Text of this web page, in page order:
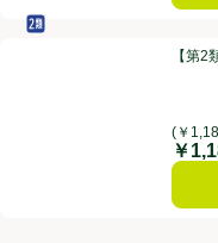
【第2類医薬品】◆バンテリ
セルフメディケーション税制
第2類医薬品
【第
(￥
価格
￥